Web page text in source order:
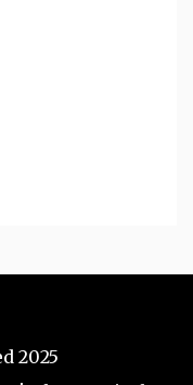
2025